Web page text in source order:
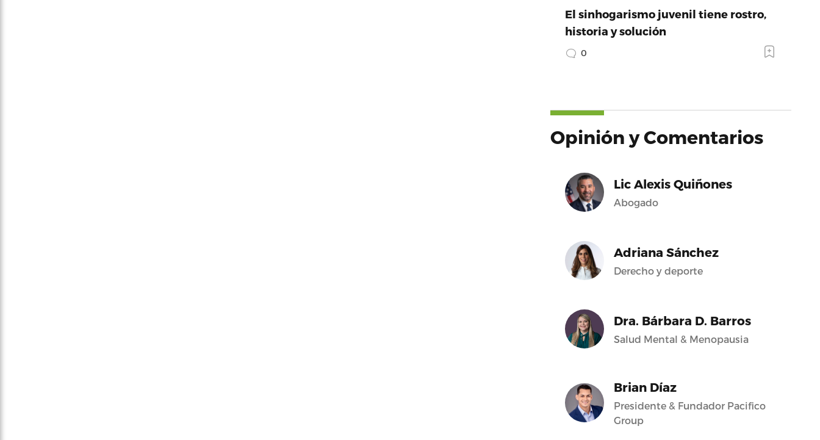
El sinhogarismo juvenil tiene rostro,
historia y solución
0
Opinión y Comentarios
Lic Alexis Quiñones
Abogado
Adriana Sánchez
Derecho y deporte
Dra. Bárbara D. Barros
Salud Mental & Menopausia
Brian Díaz
Presidente & Fundador Pacifico
Group